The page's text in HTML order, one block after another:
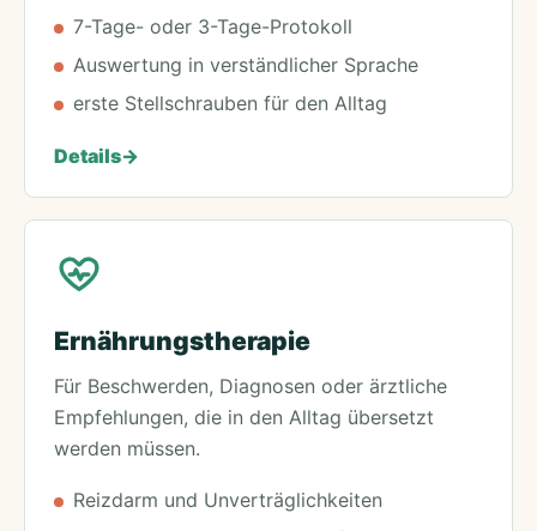
7-Tage- oder 3-Tage-Protokoll
Auswertung in verständlicher Sprache
erste Stellschrauben für den Alltag
Details->
Ernährungstherapie
Für Beschwerden, Diagnosen oder ärztliche
Empfehlungen, die in den Alltag übersetzt
werden müssen.
Reizdarm und Unverträglichkeiten